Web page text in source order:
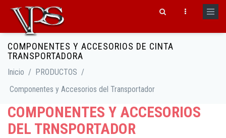
Pasar al contenido principal
Formulario de búsqueda
COMPONENTES Y ACCESORIOS DE CINTA
TRANSPORTADORA
Inicio / PRODUCTOS /
Componentes y Accesorios del Transportador
COMPONENTES Y ACCESORIOS
DEL TRNSPORTADOR